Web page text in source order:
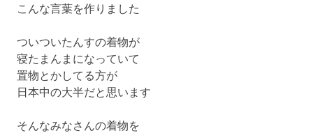
こんな言葉を作りました
ついついたんすの着物が
寝たまんまになっていて
置物とかしてる方が
日本中の大半だと思います
そんなみなさんの着物を